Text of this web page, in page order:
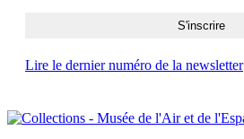
Lire le dernier numéro de la newsletter